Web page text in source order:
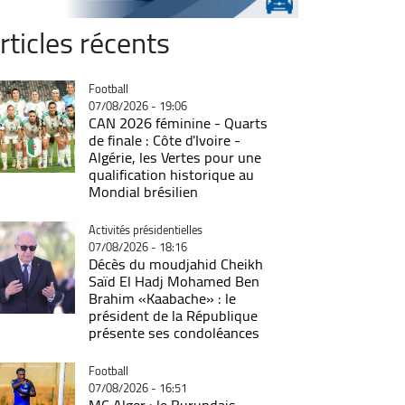
récents
Catégorie
Football
07/08/2026 - 19:06
CAN 2026 féminine - Quarts
de finale : Côte d'Ivoire -
Algérie, les Vertes pour une
qualification historique au
Mondial brésilien
Catégorie
Activités présidentielles
07/08/2026 - 18:16
Décès du moudjahid Cheikh
Saïd El Hadj Mohamed Ben
Brahim «Kaabache» : le
président de la République
présente ses condoléances
Catégorie
Football
07/08/2026 - 16:51